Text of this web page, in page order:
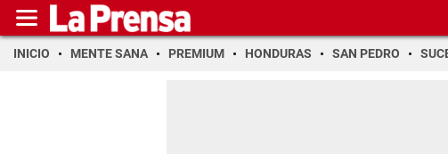
INICIO MENTE SANA PREMIUM HONDURAS SAN PEDRO